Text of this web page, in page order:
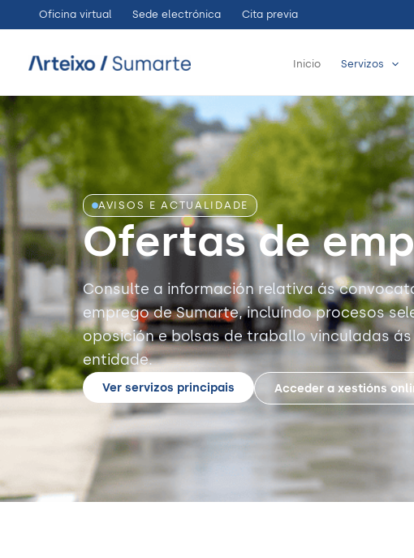
ao
contido
Oficina virtual Sede electrónica Cita previa
Inicio Servizos
AVISOS E ACTUALIDADE
Ofertas de
Consulte a información relativa ás
emprego de Sumarte, incluíndo procesos
oposición e bolsas de traballo vinculadas
entidade.
Ver servizos principais Acceder a xestións